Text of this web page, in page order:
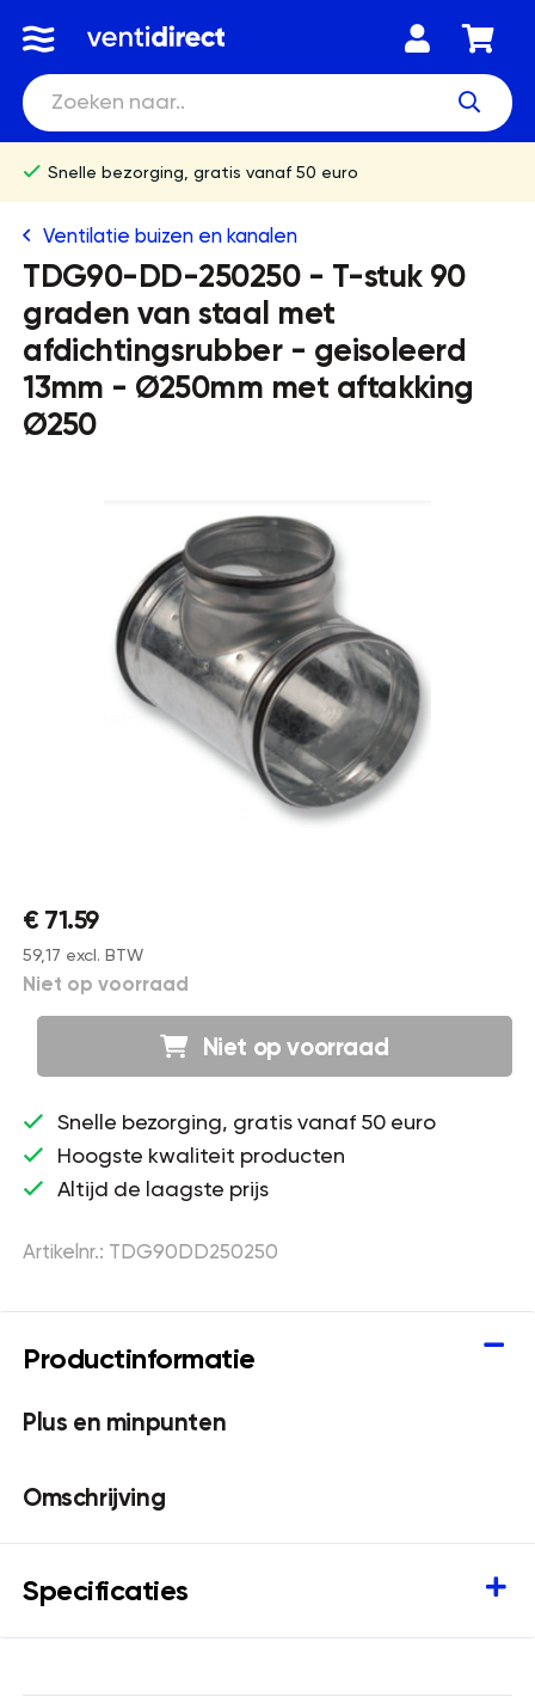
Snelle bezorging, gratis vanaf 50 euro
Ventilatie buizen en kanalen
TDG90-DD-250250 - T-stuk 90
graden van staal met
afdichtingsrubber - geisoleerd
13mm - Ø250mm met aftakking
Ø250
€ 71.59
59,17 excl. BTW
Niet op voorraad
Niet op voorraad
Snelle bezorging, gratis vanaf 50 euro
Hoogste kwaliteit producten
Altijd de laagste prijs
Artikelnr.: TDG90DD250250
Productinformatie
Plus en minpunten
Omschrijving
Specificaties